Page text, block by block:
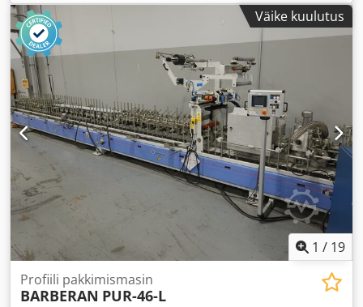
Väike kuulutus
1 / 19
Profiili pakkimismasin
BARBERAN PUR-46-L